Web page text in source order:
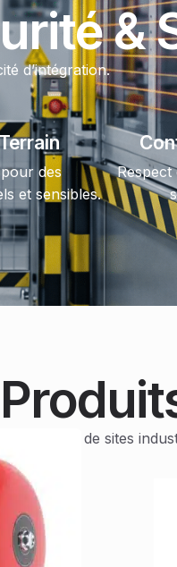
&
d’intégration.
des
et sensibles.
Respect
de sites